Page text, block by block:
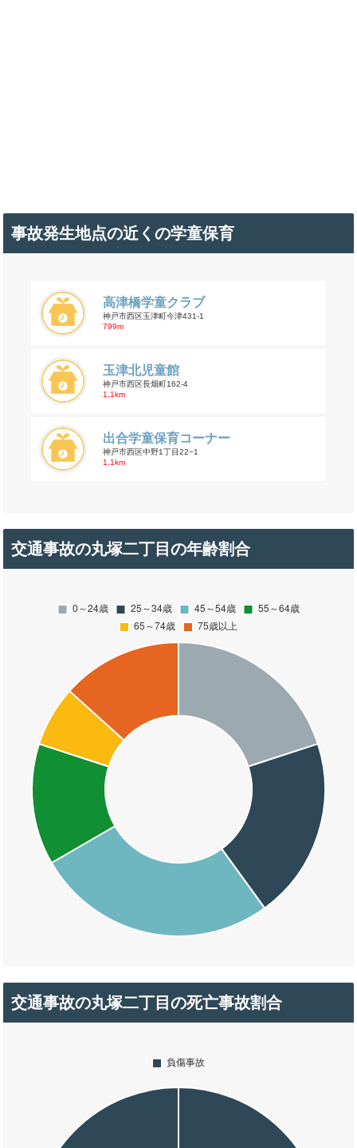
事故発生地点の近くの学童保育
高津橋学童クラブ
神戸市西区玉津町今津431-1
799m
玉津北児童館
神戸市西区長畑町162-4
1.1km
出合学童保育コーナー
神戸市西区中野1丁目22−1
1.1km
交通事故の丸塚二丁目の年齢割合
交通事故の丸塚二丁目の死亡事故割合